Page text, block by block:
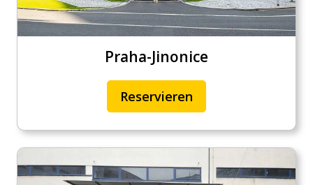
Praha-Jinonice
Reservieren